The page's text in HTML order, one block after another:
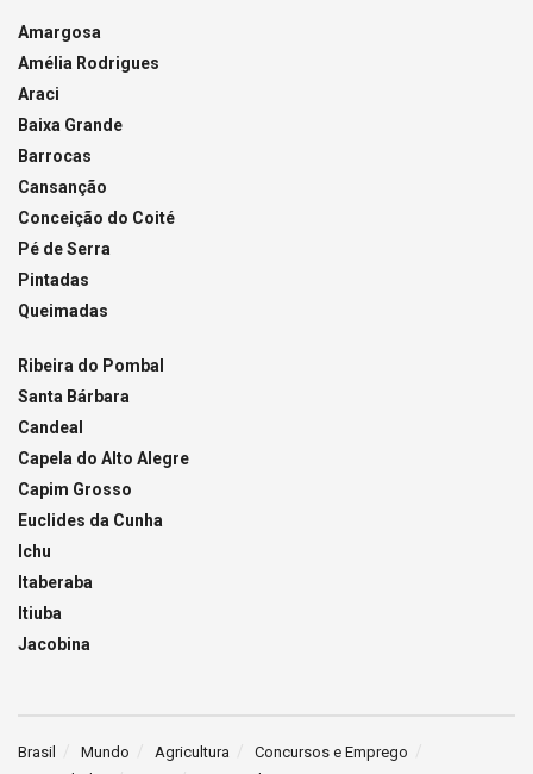
Amargosa
Amélia Rodrigues
Araci
Baixa Grande
Barrocas
Cansanção
Conceição do Coité
Pé de Serra
Pintadas
Queimadas
Ribeira do Pombal
Santa Bárbara
Candeal
Capela do Alto Alegre
Capim Grosso
Euclides da Cunha
Ichu
Itaberaba
Itiuba
Jacobina
Brasil Mundo Agricultura
Concursos e Emprego